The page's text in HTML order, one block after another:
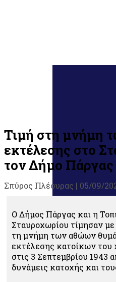
Τιμή στη μνήμη
εκτέλεσης στο
τον Δήμο Πάργας
Σπύρος Πλέουρας | 05/09/
Ο Δήμος Πάργας και η
Σταυροχωρίου τίμησαν
τη μνήμη των αθώων
εκτέλεσης κατοίκων του
στις 3 Σεπτεμβρίου 1943
δυνάμεις κατοχής και